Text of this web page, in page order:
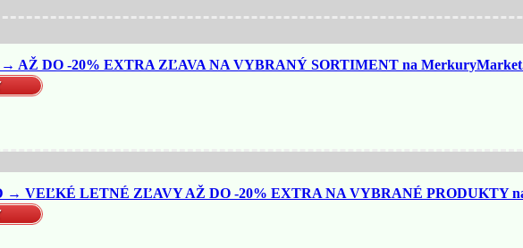
AŽ DO -20% EXTRA ZĽAVA NA VYBRANÝ SORTIMENT na
→ VEĽKÉ LETNÉ ZĽAVY AŽ DO -20% EXTRA NA VYBRANÉ PRODUKTY